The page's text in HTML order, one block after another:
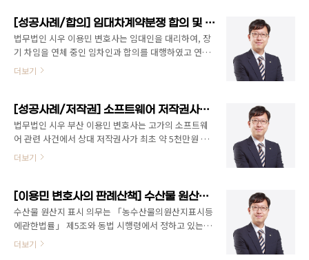
에 사용되www.aflnews.co.kr
[성공사례/합의] 임대차계약분쟁 합의 및 연체차임 전액 회수 [법무법인 시우 부산 이용민 변호사]
법무법인 시우 이용민 변호사는 임대인을 대리하여, 장
기 차임을 연체 중인 임차인과 합의를 대행하였고 연체
차임 전액을 회수하는 성공적인 결과를 얻었습니다.
더보기
[성공사례/저작권] 소프트웨어 저작권사와 감액 합의 건 [약 5천만원 -> 약 1천만원]
법무법인 시우 부산 이용민 변호사는 고가의 소프트웨
어 관련 사건에서 상대 저작권사가 최초 약 5천만원 이
상을 요구하였고, 그 이후 여러 합리적인 합의 기법과 논
의를 거친 결과 약 1천만원대에 원만하게 합의를 보고
호사는 2014년부터 다양한 종류의 저작권 사건들을 성
공적으로 진행해 오고 있고, 사건 수행 뿐만 아니라 합의
대행, 자문, 교육 등도 꾸준하게 해 오고 있습니다. 특히
로나 시기)/오프라인 교육을 진행한 경험도 있습니다.
더보기
[이용민 변호사의 판례산책] 수산물 원산지 표시위반 관련 판결들
수산물 원산지 표시 의무는 「농수산물의원산지표시등
에관한법률」 제5조와 동법 시행령에서 정하고 있는데
이를 위반하면 형사처벌 대상이 됩니다. 대표적으로, 수
입산 수산물을 국내산으로 표시한 경우는 법원이 ‘거짓
더보기